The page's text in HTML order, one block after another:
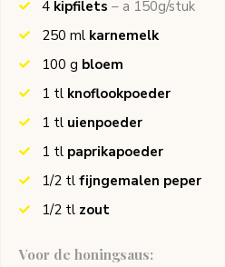
4 kipfilets – a 150g/stuk
250 ml karnemelk
100 g bloem
1 tl knoflookpoeder
1 tl uienpoeder
1 tl paprikapoeder
1/2 tl fijngemalen peper
1/2 tl zout
Voor de honingsaus: